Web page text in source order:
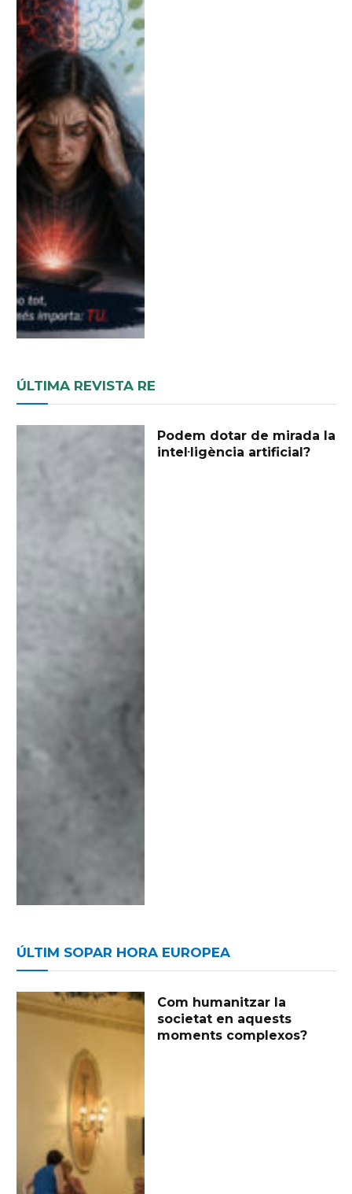
ÚLTIMA REVISTA RE
Podem dotar de mirada la
intel·ligència artificial?
ÚLTIM SOPAR HORA EUROPEA
Com humanitzar la
societat en aquests
moments complexos?